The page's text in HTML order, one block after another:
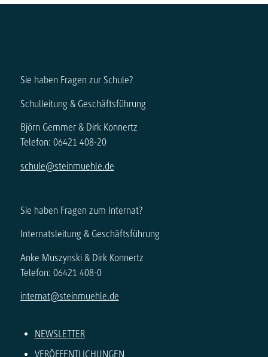
Sie haben Fragen zur Schule?
Schulleitung & Geschäftsführung
Björn Gemmer & Dirk Konnertz
Telefon: 06421 408-20
schule@steinmuehle.de
Sie haben Fragen zum Internat?
Internatsleitung & Geschäftsführung
Anke Muszynski & Dirk Konnertz
Telefon: 06421 408-0
internat@steinmuehle.de
NEWSLETTER
VERÖFFENTLICHUNGEN